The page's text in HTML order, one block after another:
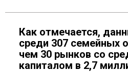
Как отмечается,
среди 307 семейных
чем 30 рынков со
капиталом в 2,7